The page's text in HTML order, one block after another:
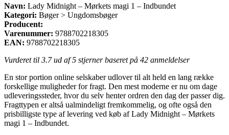
Navn: Lady Midnight – Mørkets magi 1 – Indbundet
Kategori: Bøger > Ungdomsbøger
Producent:
Varenummer: 9788702218305
EAN: 9788702218305
Vurderet til 3.7ud af 5 stjerner baseret på 42 anmeldelser
En stor portion online selskaber udlover til alt held en lang række
forskellige muligheder for fragt. Den mest moderne er nu om dage
udleveringssteder, hvor du selv henter ordren den dag der passer dig.
Fragttypen er altså ualmindeligt fremkommelig, og ofte også den
prisbilligste type af levering ved køb af Lady Midnight – Mørkets
magi 1 – Indbundet.